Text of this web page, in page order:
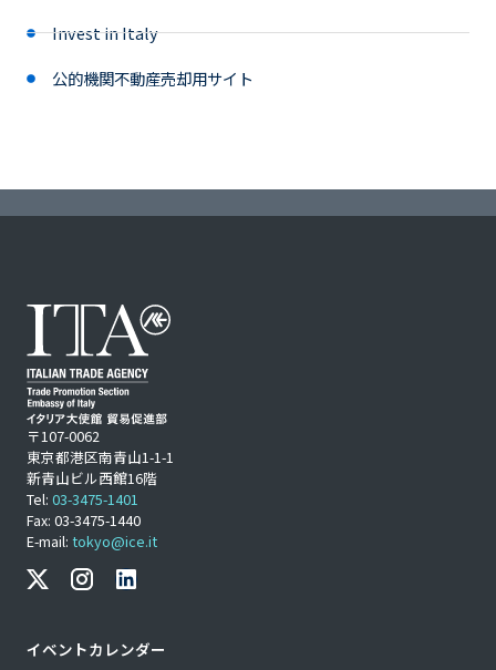
Invest in Italy
公的機関不動産売却用サイト
〒107-0062
東京都港区南青山1-1-1
新青山ビル西館16階
Tel: 03-3475-1401
Fax: 03-3475-1440
E-mail: tokyo@ice.it
イベントカレンダー